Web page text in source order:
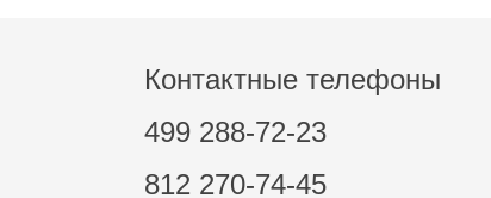
Контактные телефоны
499 288-72-23
812 270-74-45